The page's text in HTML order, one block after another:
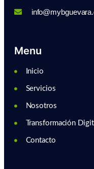
Menu
Inicio
Servicios
Nosotros
Transformación
Contacto